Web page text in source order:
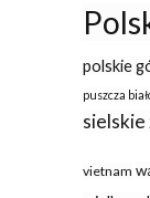
polskie
puszcza
sielskie
vietnam